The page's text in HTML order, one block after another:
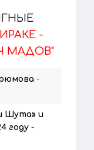
-
МАДОВ"
-
Шута» и
году -